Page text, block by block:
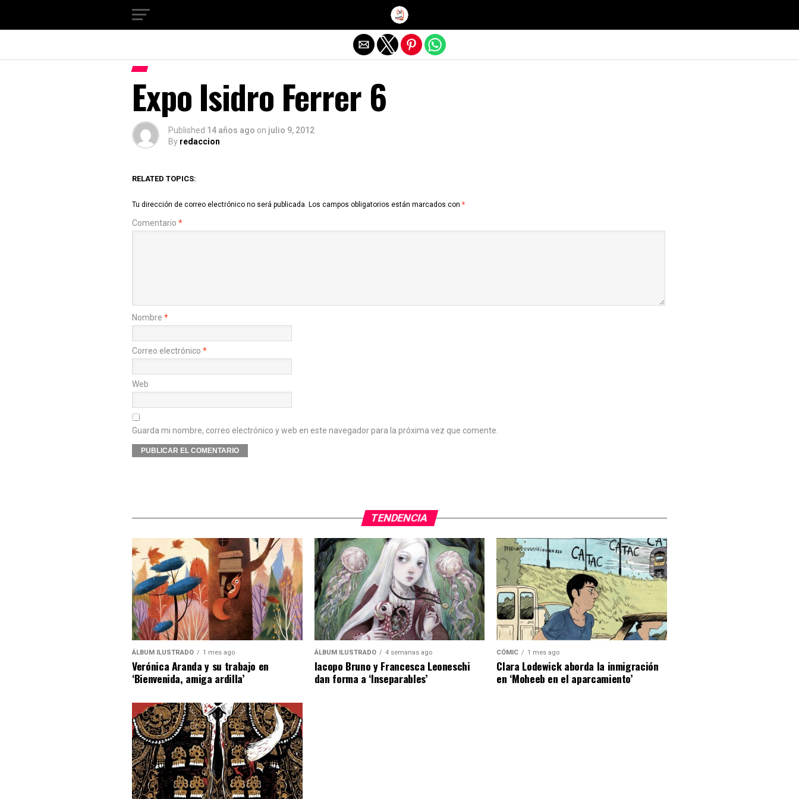
Expo Isidro Ferrer 6
Published 14 años ago on julio 9, 2012
By redaccion
RELATED TOPICS:
Tu dirección de correo electrónico no será publicada. Los campos obligatorios están marcados con *
Comentario *
Nombre *
Correo electrónico *
Web
Guarda mi nombre, correo electrónico y web en este navegador para la próxima vez que comente.
TENDENCIA
ÁLBUM ILUSTRADO 1 mes ago
Verónica Aranda y su trabajo en
‘Bienvenida, amiga ardilla’
ÁLBUM ILUSTRADO 4 semanas ago
Iacopo Bruno y Francesca Leoneschi
dan forma a ‘Inseparables’
CÓMIC 1 mes ago
Clara Lodewick aborda la inmigración
en ‘Moheeb en el aparcamiento’
Salir de la versión móvil